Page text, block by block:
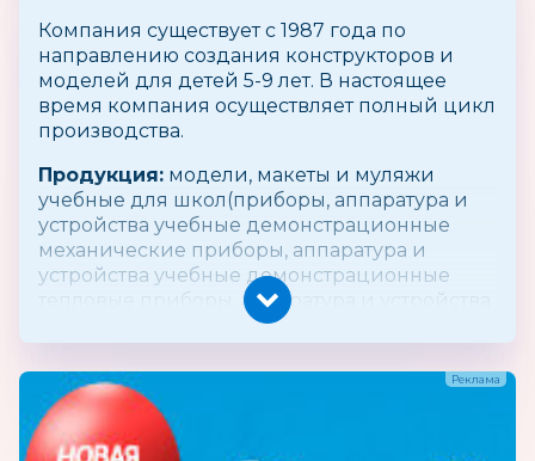
Компания существует с 1987 года по
направлению создания конструкторов и
моделей для детей 5-9 лет. В настоящее
время компания осуществляет полный цикл
производства.
Продукция: модели, макеты и муляжи
учебные для школ(приборы, аппаратура и
устройства учебные демонстрационные
механические приборы, аппаратура и
устройства учебные демонстрационные
тепловые приборы, аппаратура и устройства
учебные демонстрационные электрические
приборы, аппаратура и устройства учебные
демонстрационные оптические приборы,
аппаратура и устройства учебные
демонстрационные для школ прочие)